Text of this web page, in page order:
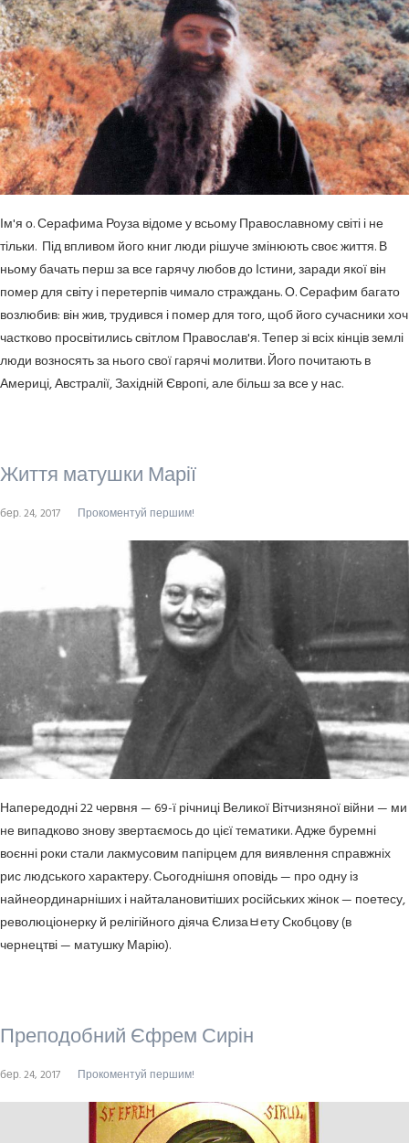
Ім'я о. Серафима Роуза відоме у всьому Православному світі і не
тільки. Під впливом його книг люди рішуче змінюють своє життя. В
ньому бачать перш за все гарячу любов до Істини, заради якої він
помер для світу і перетерпів чимало страждань. О. Серафим багато
возлюбив: він жив, трудився і помер для того, щоб його сучасники хоч
частково просвітились світлом Православ'я. Тепер зі всіх кінців землі
люди возносять за нього свої гарячі молитви. Його почитають в
Америці, Австралії, Західній Європі, але більш за все у нас.
Життя матушки Марії
бер. 24, 2017 Прокоментуй першим!
Напередодні 22 червня — 69-ї річниці Великої Вітчизняної війни — ми
не випадково знову звертаємось до цієї тематики. Адже буремні
воєнні роки стали лакмусовим папірцем для виявлення справжніх
рис людського характеру. Сьогоднішня оповідь — про одну із
найнеординарніших і найталановитіших російських жінок — поетесу,
революціонерку й релігійного діяча Єлизаﾲету Скобцову (в
чернецтві — матушку Марію).
Преподобний Єфрем Сирін
бер. 24, 2017 Прокоментуй першим!